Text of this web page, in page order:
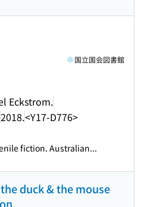
Eckstrom.
2018.<Y17-D776>
国立国会図書館
fiction. Australian...
duck & the mouse